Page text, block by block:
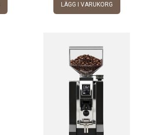
LÄGG I VARUKORG